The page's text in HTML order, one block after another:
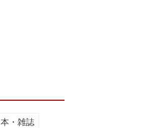
本・雑誌